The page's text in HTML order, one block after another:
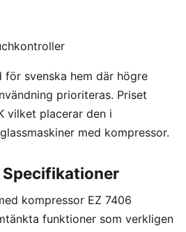
för svenska hem där högre
prioriteras. Priset
vilket placerar den i
med kompressor.
kompressor EZ 7406
funktioner som verkligen